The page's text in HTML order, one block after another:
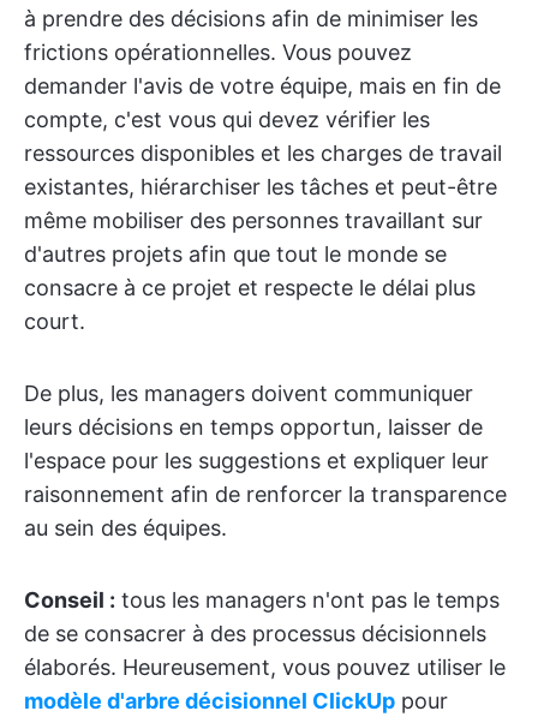
à prendre des décisions afin de minimiser les
frictions opérationnelles. Vous pouvez
demander l'avis de votre équipe, mais en fin de
compte, c'est vous qui devez vérifier les
ressources disponibles et les charges de travail
existantes, hiérarchiser les tâches et peut-être
même mobiliser des personnes travaillant sur
d'autres projets afin que tout le monde se
consacre à ce projet et respecte le délai plus
court.
De plus, les managers doivent communiquer
leurs décisions en temps opportun, laisser de
l'espace pour les suggestions et expliquer leur
raisonnement afin de renforcer la transparence
au sein des équipes.
Conseil : tous les managers n'ont pas le temps
de se consacrer à des processus décisionnels
élaborés. Heureusement, vous pouvez utiliser le
modèle d'arbre décisionnel ClickUp pour